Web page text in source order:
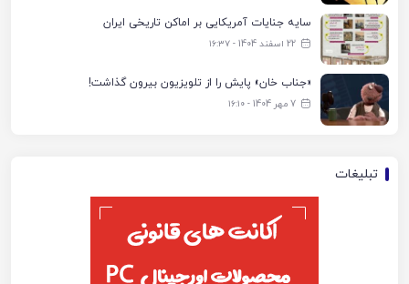
سایه جنایات آمریکایی بر اماکن تاریخی ایران
22 اسفند 1404 - ۱۶:۳۷
«جناب خان» پایش را از تلویزیون بیرون گذاشت!
7 مهر 1404 - ۱۶:۱۰
تبلیغات